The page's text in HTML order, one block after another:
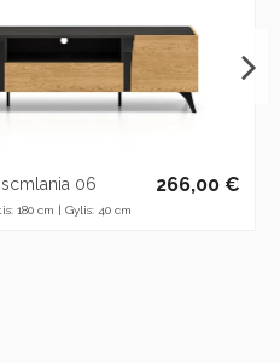
06
180 cm | Gylis: 40 cm
266,00 €